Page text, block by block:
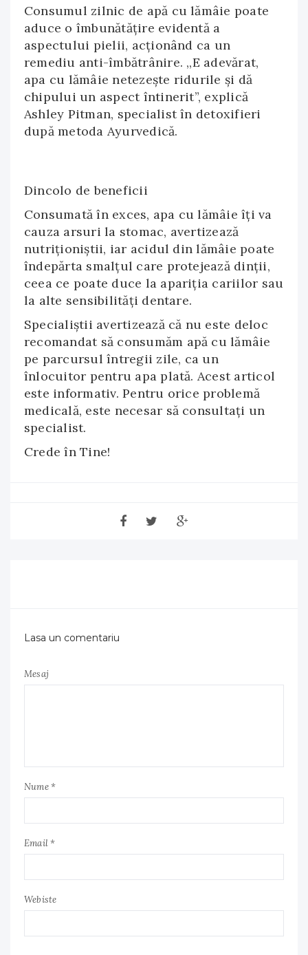
Consumul zilnic de apă cu lămâie poate
aduce o îmbunătăţire evidentă a
aspectului pielii, acţionând ca un
remediu anti-îmbătrânire. ,,E adevărat,
apa cu lămâie netezește ridurile și dă
chipului un aspect întinerit”, explică
Ashley Pitman, specialist în detoxifieri
după metoda Ayurvedică.
Dincolo de beneficii
Consumată în exces, apa cu lămâie îţi va
cauza arsuri la stomac, avertizează
nutriţioniştii, iar acidul din lămâie poate
îndepărta smalţul care protejează dinţii,
ceea ce poate duce la apariția cariilor sau
la alte sensibilităţi dentare.
Specialiştii avertizează că nu este deloc
recomandat să consumăm apă cu lămâie
pe parcursul întregii zile, ca un
înlocuitor pentru apa plată. Acest articol
este informativ. Pentru orice problemă
medicală, este necesar să consultați un
specialist.
Crede în Tine!
Lasa un comentariu
Mesaj
Nume *
Email *
Webiste